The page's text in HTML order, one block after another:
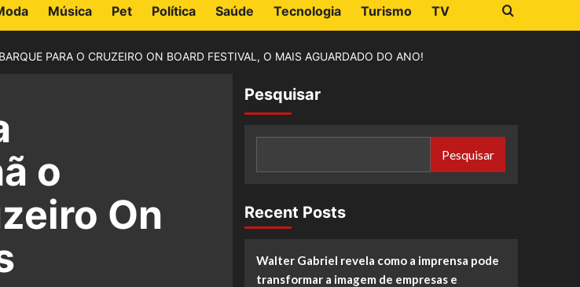
Música Pet Política Saúde Tecnologia Turismo TV
PARA O CRUZEIRO ON BOARD FESTIVAL, O MAIS AGUARDADO DO ANO!
o
On
Pesquisar
Pesquisar
Recent Posts
Walter Gabriel revela como a imprensa pode
transformar a imagem de empresas e